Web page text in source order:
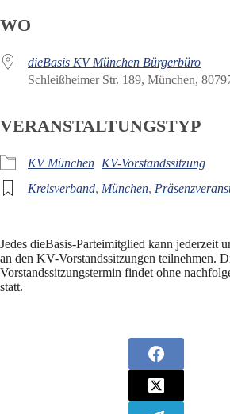
WO
dieBasis KV München Bürgerbüro
Schleißheimer Str. 189, München,
VERANSTALTUNGSTYP
KV München KV-Vorstandssitzung
Kreisverband, München,
Jedes dieBasis-Parteimitglied kann jederzeit
an den KV-Vorstandssitzungen teilnehmen.
Vorstandssitzungstermin findet ohne
statt.